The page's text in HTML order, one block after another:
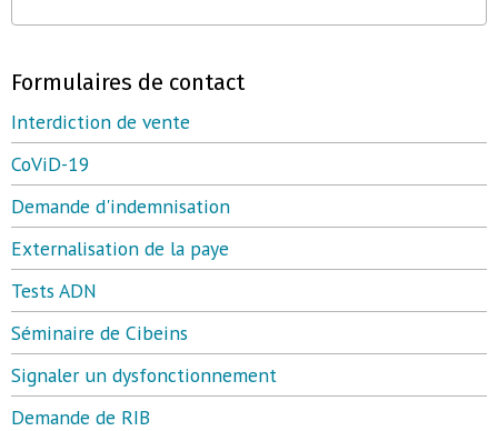
Formulaires de contact
Interdiction de vente
CoViD-19
Demande d'indemnisation
Externalisation de la paye
Tests ADN
Séminaire de Cibeins
Signaler un dysfonctionnement
Demande de RIB